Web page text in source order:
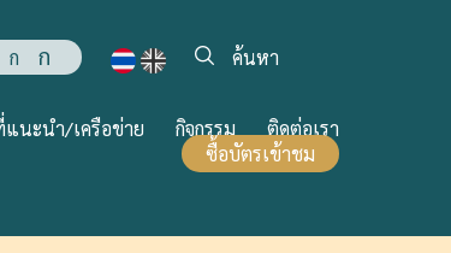
ก ก
นะนำ/เครือข่าย กิจกรรม
ติดต่อเรา
ซื้อบัตรเข้าชม